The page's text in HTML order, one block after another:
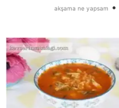
akşama ne yapsam •